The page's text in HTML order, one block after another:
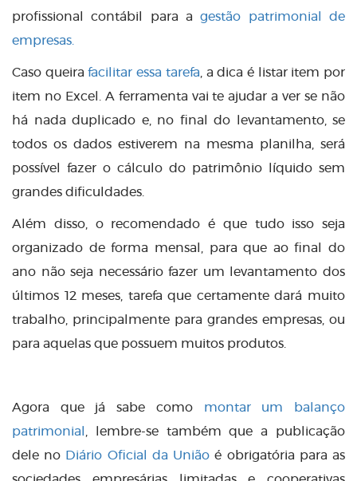
profissional contábil para agestão patrimonial de
empresas.
Caso queirafacilitar essa tarefa , a dica é listar item por
item no Excel. A ferramenta vai te ajudar a ver se não
há nada duplicado e, no final do levantamento, se
todos os dados estiverem na mesma planilha, será
possível fazer o cálculo do patrimônio líquido sem
grandes dificuldades.
Além disso, o recomendado é que tudo isso seja
organizado de forma mensal, para que ao final do
ano não seja necessário fazer um levantamento dos
últimos 12 meses, tarefa que certamente dará muito
trabalho, principalmente para grandes empresas, ou
para aquelas que possuem muitos produtos.
Agora que já sabe como montar um balanço
patrimonial
, lembre-se também que a publicação
dele no Diário Oficial da União é obrigatória para as